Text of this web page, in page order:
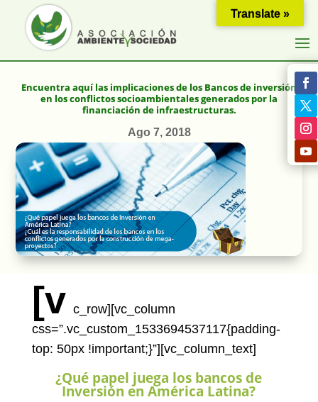
Encuentra aquí las implicaciones de los Bancos de inversión
en los conflictos socioambientales generados por la
financiación de infraestructuras.
Ago 7, 2018
[v c_row][vc_column
css=”.vc_custom_1533694537117{padding-
top: 50px !important;}”][vc_column_text]
¿Qué papel juega los bancos de
Inversión en América Latina?
Translate »